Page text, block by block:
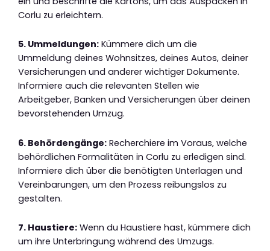
Corlu zu erleichtern.
5. Ummeldungen: Kümmere dich um die
Ummeldung deines Wohnsitzes, deines Autos, deiner
Versicherungen und anderer wichtiger Dokumente.
Informiere auch die relevanten Stellen wie
Arbeitgeber, Banken und Versicherungen über deinen
bevorstehenden Umzug.
6. Behördengänge: Recherchiere im Voraus, welche
behördlichen Formalitäten in Corlu zu erledigen sind.
Informiere dich über die benötigten Unterlagen und
Vereinbarungen, um den Prozess reibungslos zu
gestalten.
7. Haustiere: Wenn du Haustiere hast, kümmere dich
um ihre Unterbringung während des Umzugs.